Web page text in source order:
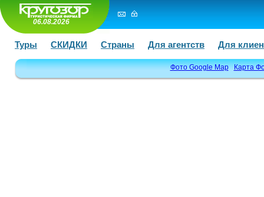
06.08.2026
Туры СКИДКИ Страны Для агентств Для
Фото Google Map Карта